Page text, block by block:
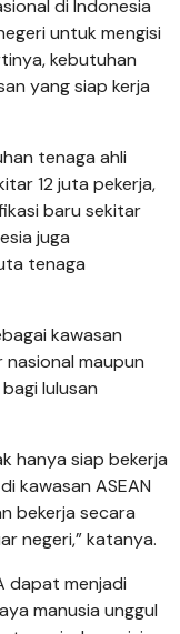
di Indonesia
untuk mengisi
kebutuhan
yang siap kerja
tenaga ahli
12 juta pekerja,
baru sekitar
juga
tenaga
kawasan
maupun
lulusan
hanya siap bekerja
kawasan ASEAN
bekerja secara
negeri,” katanya.
dapat menjadi
manusia unggul